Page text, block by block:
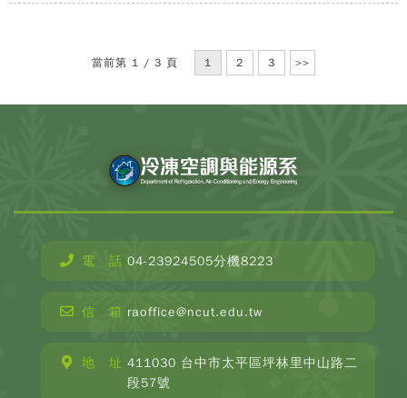
當前第 1 / 3 頁 1 2 3 >>
電 話 04-23924505分機8223
信 箱 raoffice@ncut.edu.tw
地 址 411030 台中市太平區坪林里中山路二
段57號